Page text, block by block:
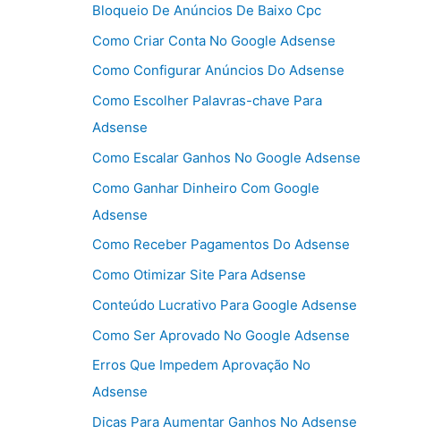
Bloqueio De Anúncios De Baixo Cpc
Como Criar Conta No Google Adsense
Como Configurar Anúncios Do Adsense
Como Escolher Palavras-chave Para
Adsense
Como Escalar Ganhos No Google Adsense
Como Ganhar Dinheiro Com Google
Adsense
Como Receber Pagamentos Do Adsense
Como Otimizar Site Para Adsense
Conteúdo Lucrativo Para Google Adsense
Como Ser Aprovado No Google Adsense
Erros Que Impedem Aprovação No
Adsense
Dicas Para Aumentar Ganhos No Adsense